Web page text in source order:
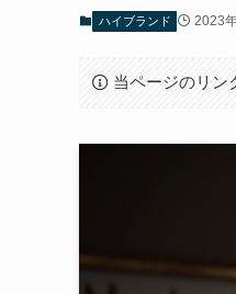
ハイブランド 2023
当ページのリン